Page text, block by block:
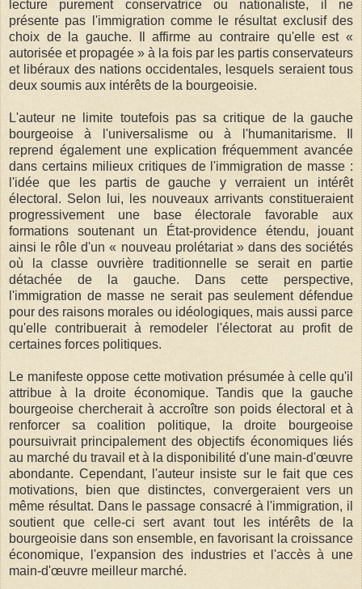
lecture purement conservatrice ou nationaliste, il ne
présente pas l'immigration comme le résultat exclusif des
choix de la gauche. Il affirme au contraire qu'elle est «
autorisée et propagée » à la fois par les partis conservateurs
et libéraux des nations occidentales, lesquels seraient tous
deux soumis aux intérêts de la bourgeoisie.
L'auteur ne limite toutefois pas sa critique de la gauche
bourgeoise à l'universalisme ou à l'humanitarisme. Il
reprend également une explication fréquemment avancée
dans certains milieux critiques de l'immigration de masse :
l'idée que les partis de gauche y verraient un intérêt
électoral. Selon lui, les nouveaux arrivants constitueraient
progressivement une base électorale favorable aux
formations soutenant un État-providence étendu, jouant
ainsi le rôle d'un « nouveau prolétariat » dans des sociétés
où la classe ouvrière traditionnelle se serait en partie
détachée de la gauche. Dans cette perspective,
l'immigration de masse ne serait pas seulement défendue
pour des raisons morales ou idéologiques, mais aussi parce
qu'elle contribuerait à remodeler l'électorat au profit de
certaines forces politiques.
Le manifeste oppose cette motivation présumée à celle qu'il
attribue à la droite économique. Tandis que la gauche
bourgeoise chercherait à accroître son poids électoral et à
renforcer sa coalition politique, la droite bourgeoise
poursuivrait principalement des objectifs économiques liés
au marché du travail et à la disponibilité d'une main-d'œuvre
abondante. Cependant, l'auteur insiste sur le fait que ces
motivations, bien que distinctes, convergeraient vers un
même résultat. Dans le passage consacré à l'immigration, il
soutient que celle-ci sert avant tout les intérêts de la
bourgeoisie dans son ensemble, en favorisant la croissance
économique, l'expansion des industries et l'accès à une
main-d'œuvre meilleur marché.